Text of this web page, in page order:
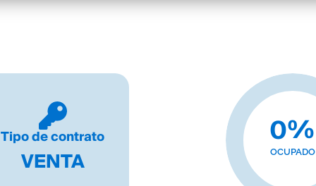
Tipo de contrato
VENTA
0%
OCUPADO